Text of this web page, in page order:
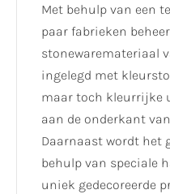
Met behulp van een
paar fabrieken
stonewaremateriaal
ingelegd met
maar toch kleurrijke
aan de onderkant
Daarnaast wordt het
behulp van speciale
uniek gedecoreerde